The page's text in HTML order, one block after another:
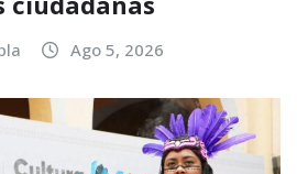
Ago 5, 2026